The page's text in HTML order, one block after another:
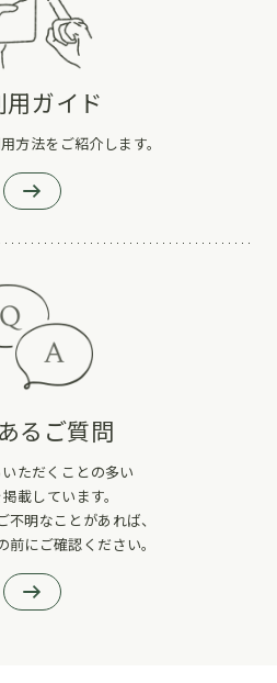
用ガイド
方法をご紹介します。
るご質問
ただくことの多い
載しています。
不明なことがあれば、
前にご確認ください。